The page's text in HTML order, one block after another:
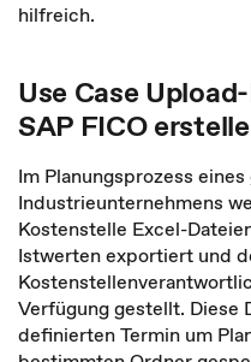
hilfreich.
Use Case
SAP FICO
Im Planungsprozess
Industrieunternehmens
Kostenstelle Excel-
Istwerten exportiert und
Verfügung gestellt. Diese
definierten Termin um